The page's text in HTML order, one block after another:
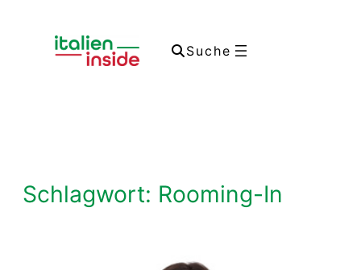
springen
Suche
Schlagwort: Rooming-In